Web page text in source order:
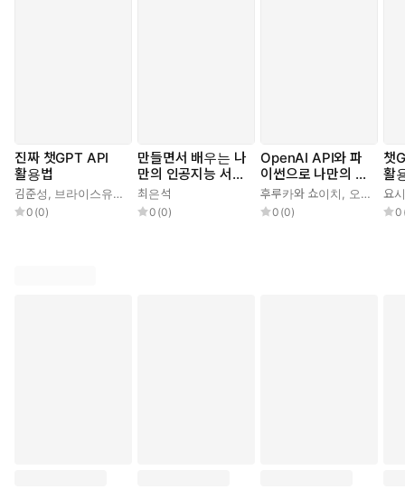
진짜 챗GPT API
활용법
김준성, 브라이스유,안상준
0 (0)
만들면서 배우는 나
만의 인공지능 서비
스
최은석
0 (0)
OpenAI API와 파
이썬으로 나만의 챗
GPT 만들기
후루카와 쇼이치, 오기와라 유이
0 (0)
챗
활
I
요
0